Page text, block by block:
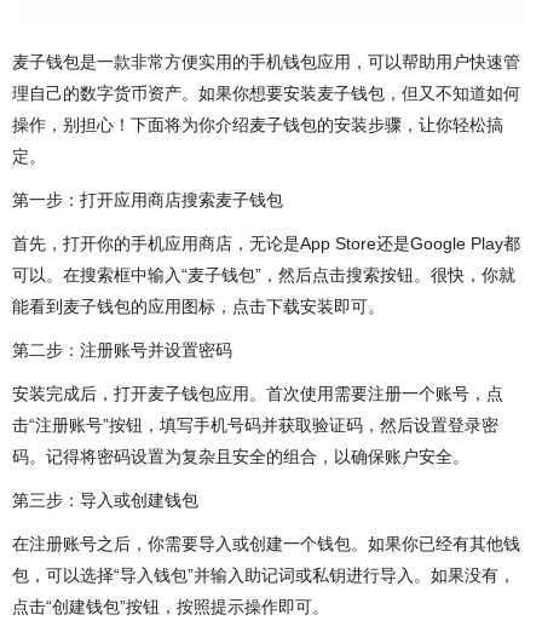
麦子钱包是一款非常方便实用的手机钱包应用，可以帮助用户快速管
理自己的数字货币资产。如果你想要安装麦子钱包，但又不知道如何
操作，别担心！下面将为你介绍麦子钱包的安装步骤，让你轻松搞
定。
第一步：打开应用商店搜索麦子钱包
首先，打开你的手机应用商店，无论是App Store还是Google Play都
可以。在搜索框中输入“麦子钱包”，然后点击搜索按钮。很快，你就
能看到麦子钱包的应用图标，点击下载安装即可。
第二步：注册账号并设置密码
安装完成后，打开麦子钱包应用。首次使用需要注册一个账号，点
击“注册账号”按钮，填写手机号码并获取验证码，然后设置登录密
码。记得将密码设置为复杂且安全的组合，以确保账户安全。
第三步：导入或创建钱包
在注册账号之后，你需要导入或创建一个钱包。如果你已经有其他钱
包，可以选择“导入钱包”并输入助记词或私钥进行导入。如果没有，
点击“创建钱包”按钮，按照提示操作即可。